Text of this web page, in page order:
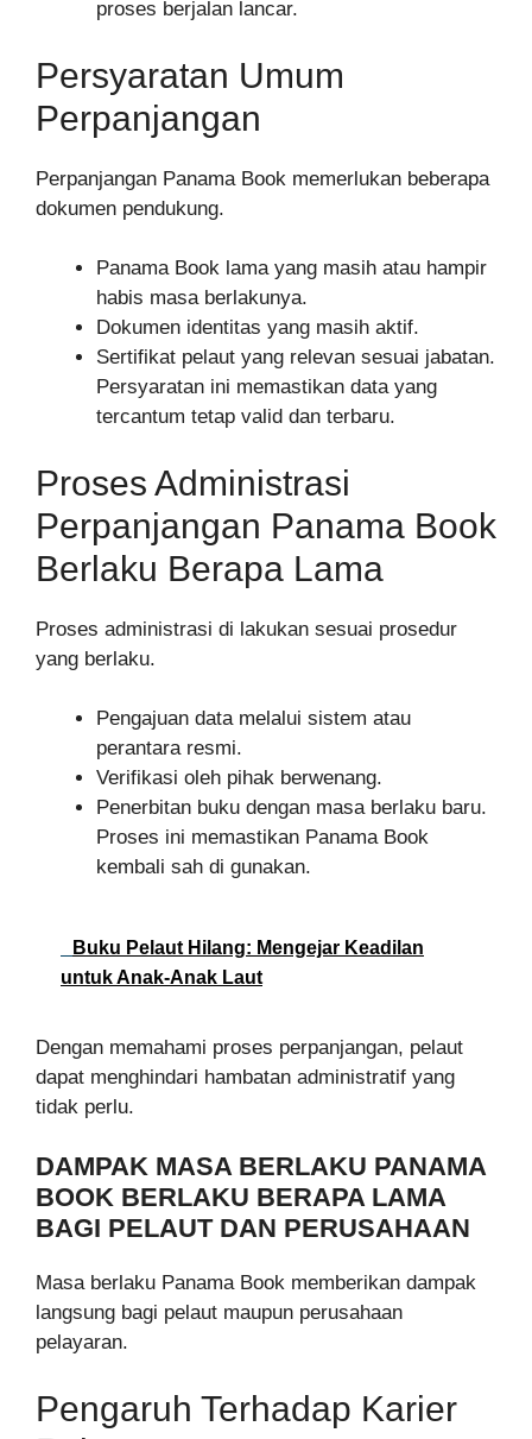
proses berjalan lancar.
Persyaratan Umum
Perpanjangan
Perpanjangan Panama Book memerlukan beberapa
dokumen pendukung.
Panama Book lama yang masih atau hampir
habis masa berlakunya.
Dokumen identitas yang masih aktif.
Sertifikat pelaut yang relevan sesuai jabatan.
Persyaratan ini memastikan data yang
tercantum tetap valid dan terbaru.
Proses Administrasi
Perpanjangan Panama Book
Berlaku Berapa Lama
Proses administrasi di lakukan sesuai prosedur
yang berlaku.
Pengajuan data melalui sistem atau
perantara resmi.
Verifikasi oleh pihak berwenang.
Penerbitan buku dengan masa berlaku baru.
Proses ini memastikan Panama Book
kembali sah di gunakan.
Buku Pelaut Hilang: Mengejar Keadilan
untuk Anak-Anak Laut
Dengan memahami proses perpanjangan, pelaut
dapat menghindari hambatan administratif yang
tidak perlu.
DAMPAK MASA BERLAKU PANAMA
BOOK BERLAKU BERAPA LAMA
BAGI PELAUT DAN PERUSAHAAN
Masa berlaku Panama Book memberikan dampak
langsung bagi pelaut maupun perusahaan
pelayaran.
Pengaruh Terhadap Karier